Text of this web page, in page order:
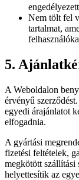
Nem tölt fel
tartalmat,
5.
A Weboldalon
érvényű
egyedi árajánlatot
elfogadnia.
A gyártási
fizetési feltételek,
megkötött szállítási
helyettesítik az